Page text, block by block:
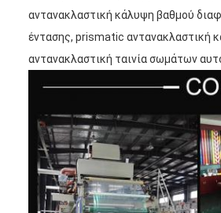
αντανακλαστική κάλυψη βαθμού
έντασης, prismatic αντανακλαστική
αντανακλαστική ταινία σωμάτων